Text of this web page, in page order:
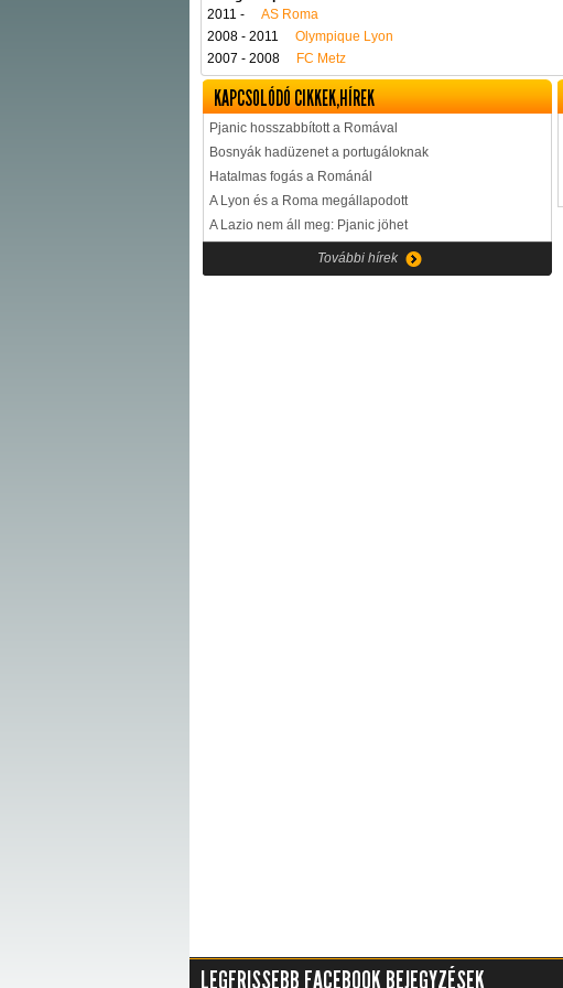
2011 -
AS Roma
2008 - 2011
Olympique Lyon
2007 - 2008
FC Metz
KAPCSOLÓDÓ CIKKEK,HÍREK
Pjanic hosszabbított a Romával
Bosnyák hadüzenet a portugáloknak
Hatalmas fogás a Románál
A Lyon és a Roma megállapodott
A Lazio nem áll meg: Pjanic jöhet
További hírek
LEGFRISSEBB FACEBOOK BEJEGYZÉSEK